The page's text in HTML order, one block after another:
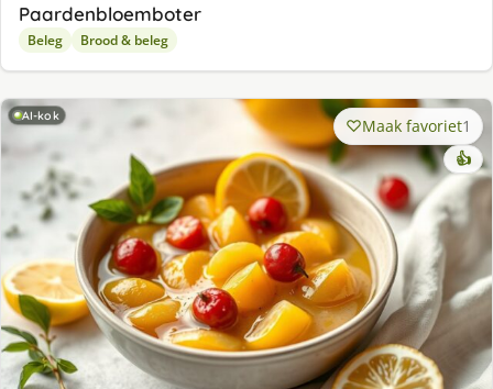
Paardenbloemboter
Beleg Brood & beleg
AI-kok Maak favoriet1
👍